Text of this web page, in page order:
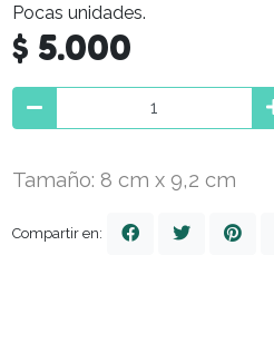
Pocas unidades.
$ 5.000
Tamaño: 8 cm x 9,2 cm
Compartir en: